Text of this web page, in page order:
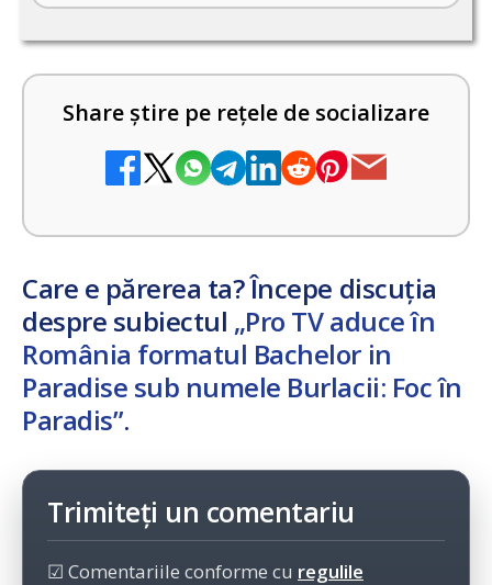
Share știre pe rețele de socializare
Care e părerea ta? Începe discuția
despre subiectul „Pro TV aduce în
România formatul Bachelor in
Paradise sub numele Burlacii: Foc în
Paradis”.
Trimiteți un comentariu
☑ Comentariile conforme cu regulile